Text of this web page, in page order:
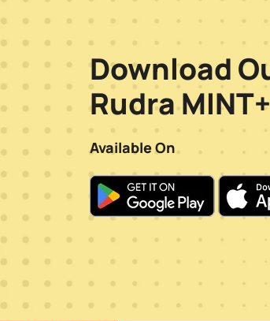
Download
Rudra MINT+
Available On